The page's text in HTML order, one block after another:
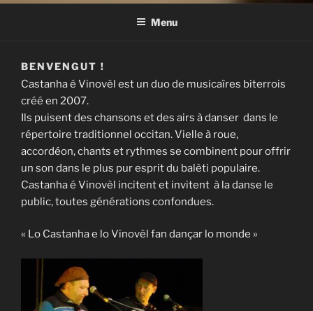
Menu
BENVENGUT !
Castanha é Vinovèl est un duo de musicaïres biterrois
créé en 2007.
Ils puisent des chansons et des airs à danser dans le
répertoire traditionnel occitan. Vielle à roue,
accordéon, chants et rythmes se combinent pour offrir
un son dans le plus pur esprit du balèti populaire.
Castanha é Vinovèl incitent et invitent à la danse le
public, toutes générations confondues.
« Lo Castanha e lo Vinovèl fan dançar lo monde »